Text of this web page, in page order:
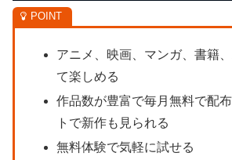
アニメ、映画、マンガ、書籍
て楽しめる
作品数が豊富で毎月無料で配
トで新作も見られる
無料体験で気軽に試せる